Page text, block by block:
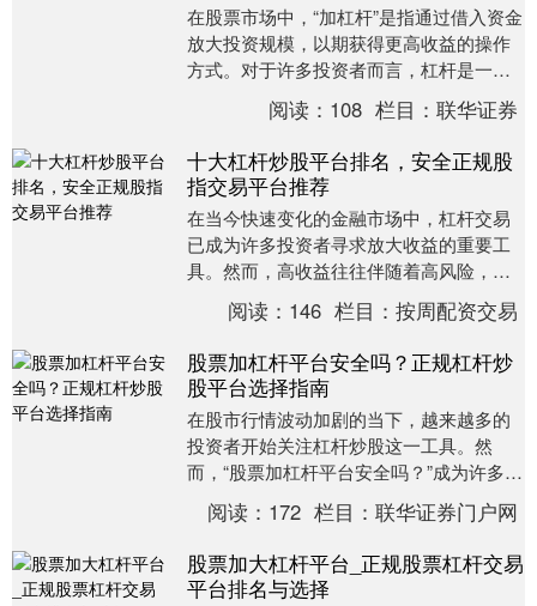
在股票市场中，“加杠杆”是指通过借入资金
放大投资规模，以期获得更高收益的操作
方式。对于许多投资者而言，杠杆是一把
双刃剑——既能放大收益，也能加剧亏
损。本文将从合....
阅读： 108 栏目：联华证券
十大杠杆炒股平台排名，安全正规股
指交易平台推荐
在当今快速变化的金融市场中，杠杆交易
已成为许多投资者寻求放大收益的重要工
具。然而，高收益往往伴随着高风险，选
择一个安全、正规的杠杆炒股平台至关重
要。本文将为您介....
阅读： 146 栏目：按周配资交易
股票加杠杆平台安全吗？正规杠杆炒
股平台选择指南
在股市行情波动加剧的当下，越来越多的
投资者开始关注杠杆炒股这一工具。然
而，“股票加杠杆平台安全吗？”成为许多人
心中的疑问。本文将深入探讨杠杆交易的
风险与机遇，并....
阅读： 172 栏目：联华证券门户网
股票加大杠杆平台_正规股票杠杆交易
平台排名与选择